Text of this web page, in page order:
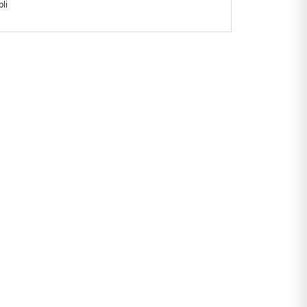
Fit, Normal Bel
kumaş-File astarlı